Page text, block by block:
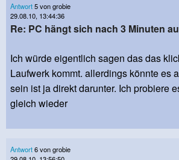
Antwort5 von grobie
29.08.10, 13:44:36
Re: PC hängt sich nach 3 Minuten
Ich würde eigentlich sagen das das
Laufwerk kommt. allerdings könnte es
sein ist ja direkt darunter. Ich probiere
gleich wieder
Antwort6 von grobie